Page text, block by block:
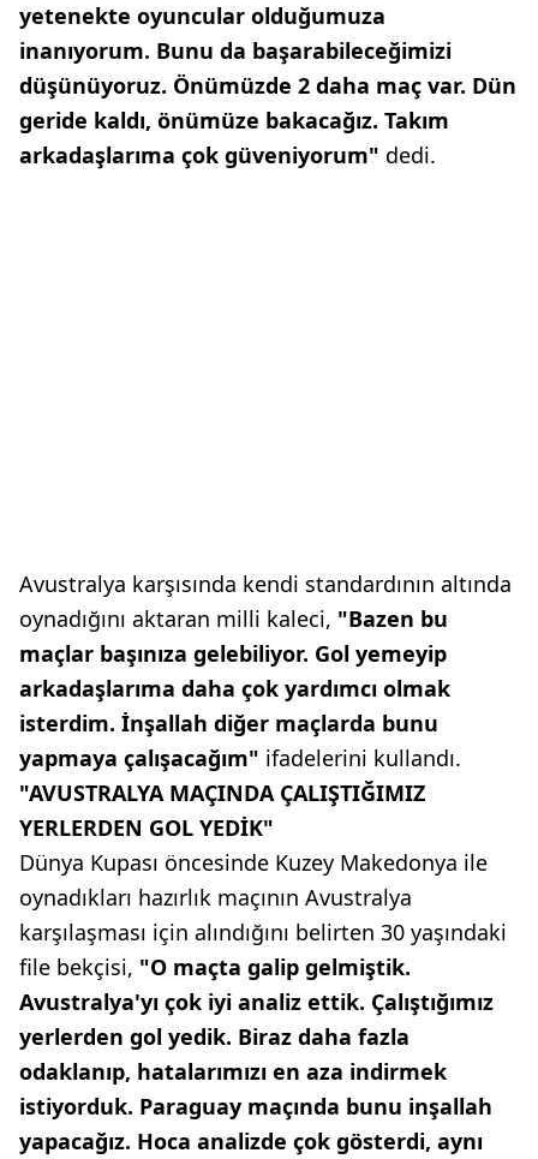
yetenekte oyuncular olduğumuza
inanıyorum. Bunu da başarabileceğimizi
düşünüyoruz. Önümüzde 2 daha maç var. Dün
geride kaldı, önümüze bakacağız. Takım
arkadaşlarıma çok güveniyorum" dedi.
Avustralya karşısında kendi standardının altında
oynadığını aktaran milli kaleci, "Bazen bu
maçlar başınıza gelebiliyor. Gol yemeyip
arkadaşlarıma daha çok yardımcı olmak
isterdim. İnşallah diğer maçlarda bunu
yapmaya çalışacağım" ifadelerini kullandı.
"AVUSTRALYA MAÇINDA ÇALIŞTIĞIMIZ
YERLERDEN GOL YEDİK"
Dünya Kupası öncesinde Kuzey Makedonya ile
oynadıkları hazırlık maçının Avustralya
karşılaşması için alındığını belirten 30 yaşındaki
file bekçisi, "O maçta galip gelmiştik.
Avustralya'yı çok iyi analiz ettik. Çalıştığımız
yerlerden gol yedik. Biraz daha fazla
odaklanıp, hatalarımızı en aza indirmek
istiyorduk. Paraguay maçında bunu inşallah
yapacağız. Hoca analizde çok gösterdi, aynı